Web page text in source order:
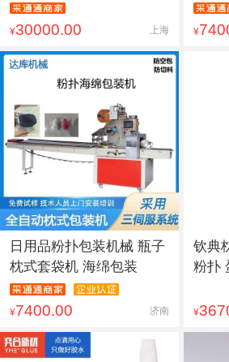
¥30000.00 上海 ¥
日用品粉扑包装机械 瓶子
枕式套袋机 海绵包装
¥7400.00 济南
钦典
粉扑
¥